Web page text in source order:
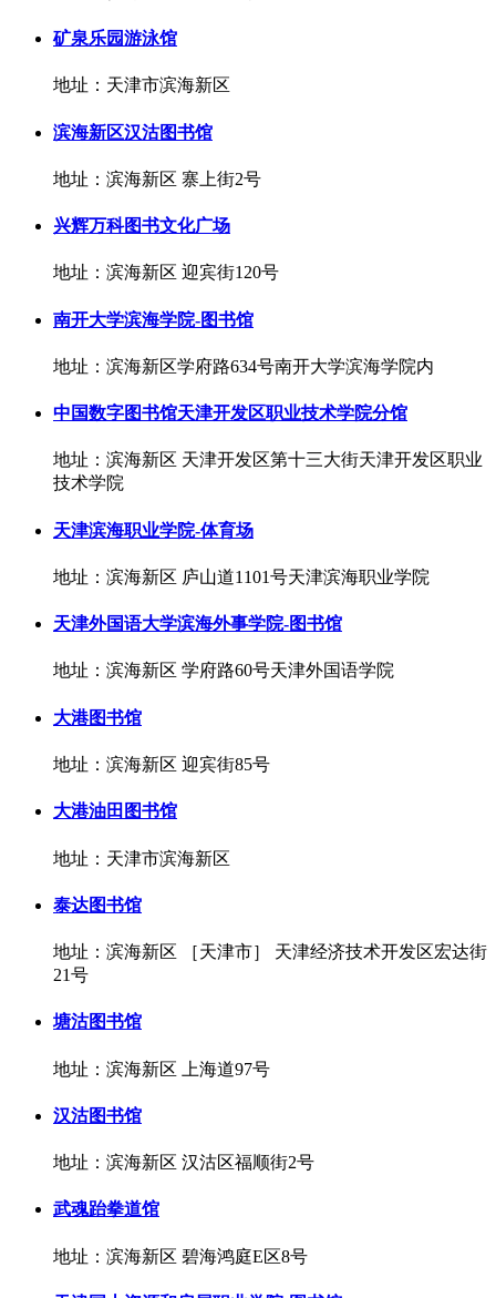
矿泉乐园游泳馆
地址：天津市滨海新区
滨海新区汉沽图书馆
地址：滨海新区 寨上街2号
兴辉万科图书文化广场
地址：滨海新区 迎宾街120号
南开大学滨海学院-图书馆
地址：滨海新区学府路634号南开大学滨海学院内
中国数字图书馆天津开发区职业技术学院分馆
地址：滨海新区 天津开发区第十三大街天津开发区职业
技术学院
天津滨海职业学院-体育场
地址：滨海新区 庐山道1101号天津滨海职业学院
天津外国语大学滨海外事学院-图书馆
地址：滨海新区 学府路60号天津外国语学院
大港图书馆
地址：滨海新区 迎宾街85号
大港油田图书馆
地址：天津市滨海新区
泰达图书馆
地址：滨海新区 ［天津市］ 天津经济技术开发区宏达街
21号
塘沽图书馆
地址：滨海新区 上海道97号
汉沽图书馆
地址：滨海新区 汉沽区福顺街2号
武魂跆拳道馆
地址：滨海新区 碧海鸿庭E区8号